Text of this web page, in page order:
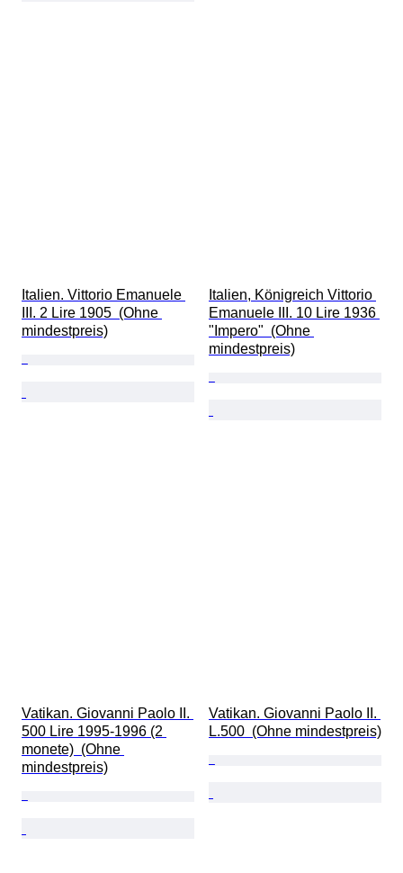
Italien. Vittorio Emanuele
III. 2 Lire 1905  (Ohne
mindestpreis)
Italien, Königreich Vittorio
Emanuele III. 10 Lire 1936
"Impero"  (Ohne
mindestpreis)
Vatikan. Giovanni Paolo II.
500 Lire 1995-1996 (2
monete)  (Ohne
mindestpreis)
Vatikan. Giovanni Paolo II.
L.500  (Ohne mindestpreis)